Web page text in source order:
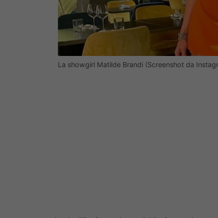
La showgirl Matilde Brandi (Screenshot da